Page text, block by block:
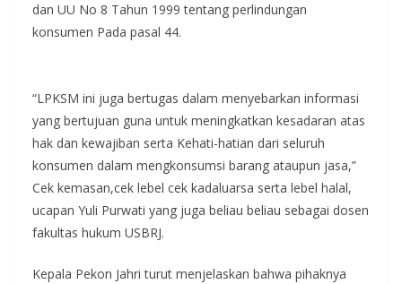
dan UU No 8 Tahun 1999 tentang perlindungan
konsumen Pada pasal 44.
“LPKSM ini juga bertugas dalam menyebarkan informasi
yang bertujuan guna untuk meningkatkan kesadaran atas
hak dan kewajiban serta Kehati-hatian dari seluruh
konsumen dalam mengkonsumsi barang ataupun jasa,”
Cek kemasan,cek lebel cek kadaluarsa serta lebel halal,
ucapan Yuli Purwati yang juga beliau beliau sebagai dosen
fakultas hukum USBRJ.
Kepala Pekon Jahri turut menjelaskan bahwa pihaknya